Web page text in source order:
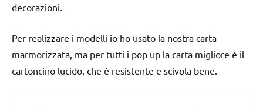
decorazioni.
Per realizzare i modelli io ho usato la nostra carta
marmorizzata, ma per tutti i pop up la carta migliore è il
cartoncino lucido, che è resistente e scivola bene.